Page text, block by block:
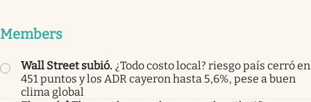
Members
Wall Street subió. ¿Todo costo local? riesgo país cerró en
451 puntos y los ADR cayeron hasta 5,6%, pese a buen
clima global